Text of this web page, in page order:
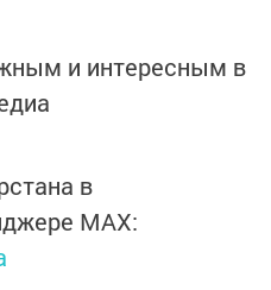
и интересным в
в
MАХ: